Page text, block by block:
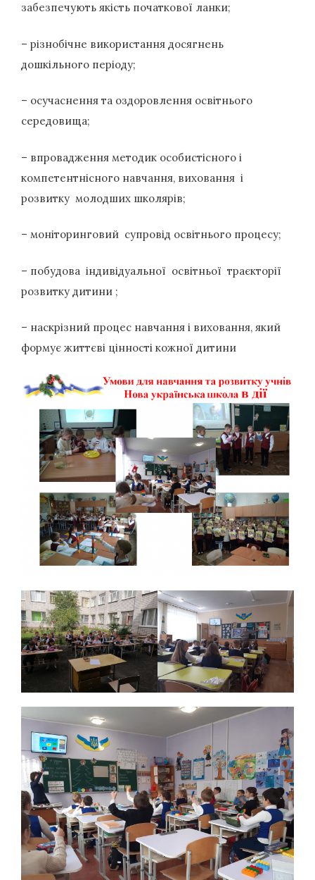
забезпечують якість початкової ланки;
– різнобічне використання досягнень
дошкільного періоду;
– осучаснення та оздоровлення освітнього
середовища;
– впровадження методик особистісного і
компетентнісного навчання, виховання і
розвитку молодших школярів;
– моніторинговий супровід освітнього процесу;
– побудова індивідуальної освітньої траєкторії
розвитку дитини ;
– наскрізний процес навчання і виховання, який
формує життєві цінності кожної дитини